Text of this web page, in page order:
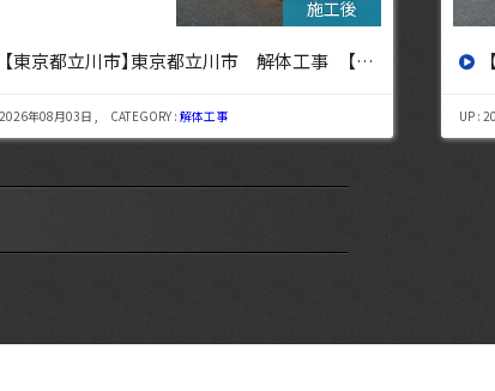
【東京都杉並区】東京都杉並区 解体工事【東京・埼玉・神奈川の解体工事なら東央建設へ】
2026年07月29日 , CATEGORY :解体工事 UP :